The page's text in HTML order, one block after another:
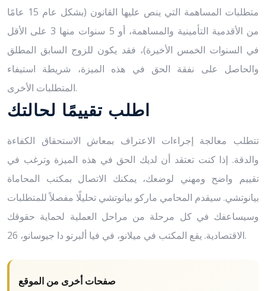
متطلبات المساهمة التي ينص عليها القانون (بشكل عام 15 عامًا
من الأقدمية التأمينية والمساهمة، أو 5 سنوات منها 3 على الأقل
في السنوات الخمس الأخيرة)، فقد يكون للزوج السابق المطلق
والحاصل على نفقة الحق في هذه الميزة، شريطة استيفاء
المتطلبات الأخرى.
اطلب تقييمًا لحالتك
تتطلب معالجة إجراءات الاعتراف بمعاش الاستحقاق الكفاءة
والدقة. إذا كنت تعتقد أن لديك الحق في هذه الميزة وترغب في
تقييم واضح ومهني لوضعك، يمكنك الاتصال بمكتب المحاماة
بيانوتشي. سيقدم المحامي ماركو بيانوتشي تحليلًا مفصلاً للمتطلبات
وسيساعفك في كل مرحلة من مراحل العملية لحماية حقوقك
الاقتصادية. يقع المكتب في ميلانو، في فيا ألبرتو دا جيوسانو، 26.
صفحات أخرى من الموقع